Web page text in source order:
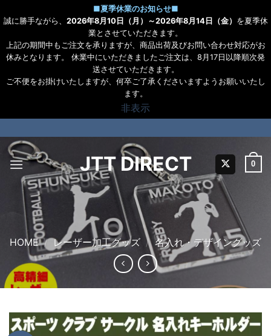
■夏季休業のお知らせ■
誠に勝手ながら、 2026年8月10日（月）～2026年8月14日（金） を夏季休
業とさせていただきます。
上記の期間中もご注文を承りますが、商品出荷及びお問い合わせ対応がお
休みとなります。 休業中にいただきましたご注文は、8月17日以降順次発
送させていただきます。
ご不便をお掛けいたしますが、何卒ご了承くださいますようお願いいたし
ます。
非表示
to
content
JTT DIRECT 0
HOME / レーザー加工グッズ / 名入れ・デザイングッズ